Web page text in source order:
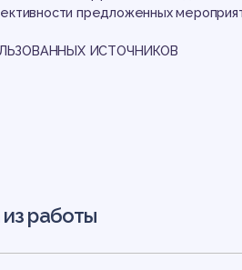
предложенных
ИСТОЧНИКОВ
работы